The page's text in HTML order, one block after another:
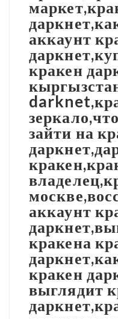
аккаунт
кракен
зайти на
аккаунт
кракена
кракен
выглядит